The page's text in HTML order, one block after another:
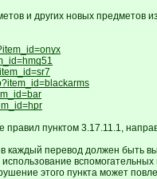
и других новых
пунктом 3.17.11.1,
каждый перевод должен быть
этого пункта может